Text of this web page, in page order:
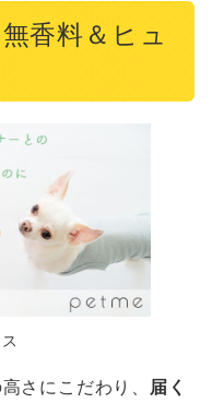
香料＆ヒュ
さにこだわり、 届く